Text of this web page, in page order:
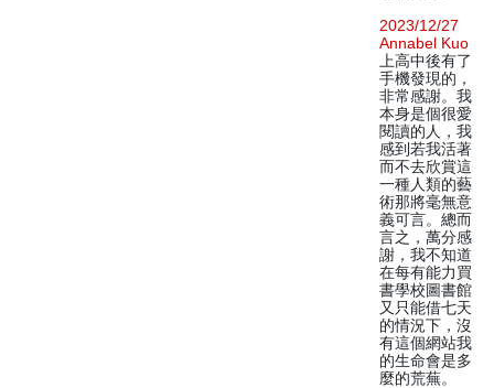
2023/12/27
Annabel Kuo
上高中後有了
手機發現的，
非常感謝。我
本身是個很愛
閱讀的人，我
感到若我活著
而不去欣賞這
一種人類的藝
術那將毫無意
義可言。總而
言之，萬分感
謝，我不知道
在每有能力買
書學校圖書館
又只能借七天
的情況下，沒
有這個網站我
的生命會是多
麼的荒蕪。